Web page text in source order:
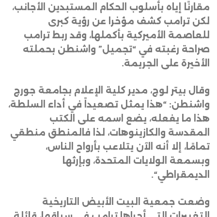
مقارنًا إياه بأسلوب الحكام المستبدين الأجانب،
لكن ترامب كشف مؤخرا عن رؤية كبرى
للعاصمة الأميركية بأكملها، وقد ربط ترامب
صراحة رغبته في “تجميل” واشنطن بحملته
الأخيرة على الجريمة.
وقال بيتر لوج، مدير كلية الإعلام بجامعة جورج
واشنطن: “هذا يمثل تصعيداً في أداء السلطة،
هذا ما يفعله، يضع اسمه على الكتب
المقدسة والكازينوهات، لذا فالمنطق منطقي
تمامًا، إلا أنه الآن يتلاعب بأرواح الناس،
وبسمعة الولايات المتحدة، وبإرثها
الديمقراطي“.
وضعت جمعية البيت الأبيض التاريخية